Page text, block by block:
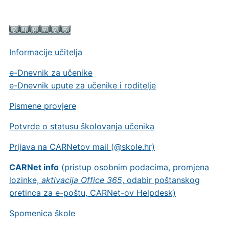
Informacije učitelja
e-Dnevnik za učenike
e-Dnevnik upute za učenike i roditelje
Pismene provjere
Potvrde o statusu školovanja učenika
Prijava na CARNetov mail (@skole.hr)
CARNet info(pristup osobnim podacima, promjena
lozinke, aktivacija Office 365, odabir poštanskog
pretinca za e-poštu, CARNet-ov Helpdesk)
Spomenica škole